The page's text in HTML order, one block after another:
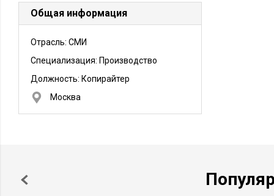
Общая информация
Отрасль: СМИ
Специализация: Производство
Должность: Копирайтер
Москва